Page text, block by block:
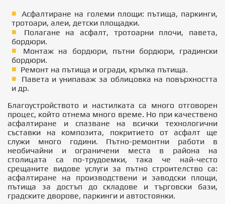
Асфалтиране на големи площи: пътища, паркинги,
тротоари, алеи, детски площадки.
Полагане на асфалт, тротоарни плочи, павета,
бордюри.
Монтаж на бордюри, пътни бордюри, градински
бордюри.
Ремонт на пътища и огради, кръпка пътища.
Павета и унипаваж за облицовка на повърхността
и др.
Благоустройството и настилката са много отговорен
процес, който отнема много време. Но при качествено
асфалтиране и спазване на всички технологични
съставки на композита, покритието от асфалт ще
служи много години. Пътно-ремонтни работи в
необичайни и ограничени места в района на
столицата са по-трудоемки, така че най-често
срещаните видове услуги за пътно строителство са:
асфалтиране на производствени и заводски площи,
пътища за достъп до складове и търговски бази,
градските дворове, паркинги и автостоянки.